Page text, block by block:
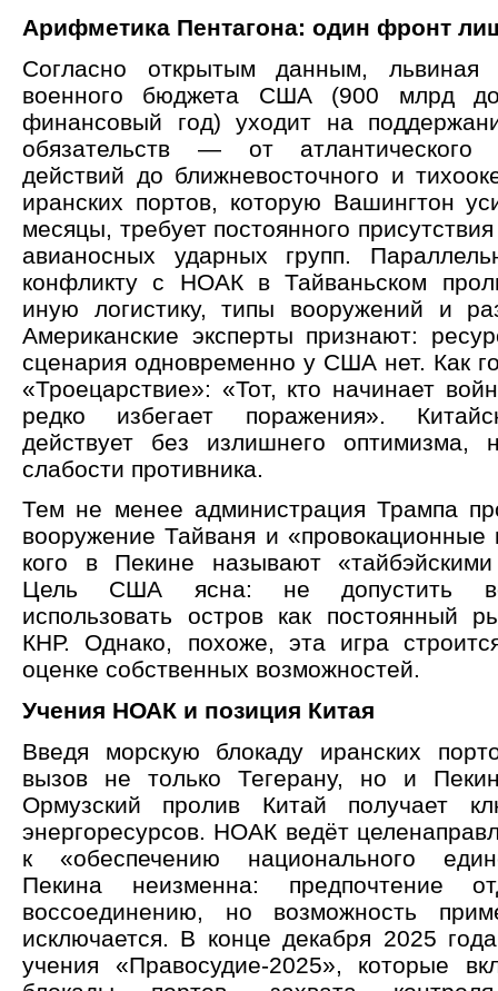
Арифметика Пентагона: один фронт
Согласно открытым данным, львиная
военного бюджета США (900 млрд
финансовый год) уходит на
обязательств — от атлантического
действий до ближневосточного и
иранских портов, которую Вашингтон
месяцы, требует постоянного
авианосных ударных групп.
конфликту с НОАК в Тайваньском
иную логистику, типы вооружений и
Американские эксперты признают:
сценария одновременно у США нет. Как
«Троецарствие»: «Тот, кто начинает
редко избегает поражения».
действует без излишнего оптимизма,
слабости противника.
Тем не менее администрация Трампа
вооружение Тайваня и «провокационные
кого в Пекине называют «тайбэйскими
Цель США ясна: не допустить
использовать остров как постоянный
КНР. Однако, похоже, эта игра
оценке собственных возможностей.
Учения НОАК и позиция Китая
Введя морскую блокаду иранских
вызов не только Тегерану, но и
Ормузский пролив Китай получает
энергоресурсов. НОАК ведёт
к «обеспечению национального
Пекина неизменна: предпочтение
воссоединению, но возможность
исключается. В конце декабря 2025
учения «Правосудие-2025», которые